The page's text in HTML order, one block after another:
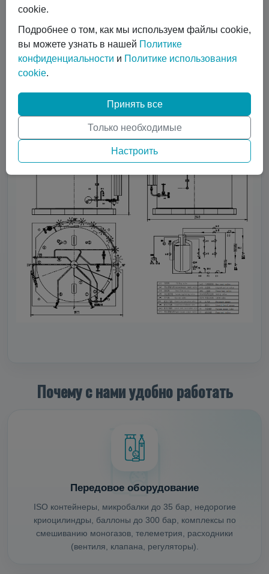
Почему с нами удобно работать
Передовое оборудование
ISO контейнеры, микробалки до 35 бар, недорогие
криоцилиндры, баллоны до 300 бар, комплексы по
смешиванию моногазов, телеметрия, расходники
(вентиля, клапана, регуляторы).
cookie.
Подробнее о том, как мы используем файлы cookie,
вы можете узнать в нашей Политике
конфиденциальности и Политике использования
cookie.
Принять все
Только необходимые
Настроить